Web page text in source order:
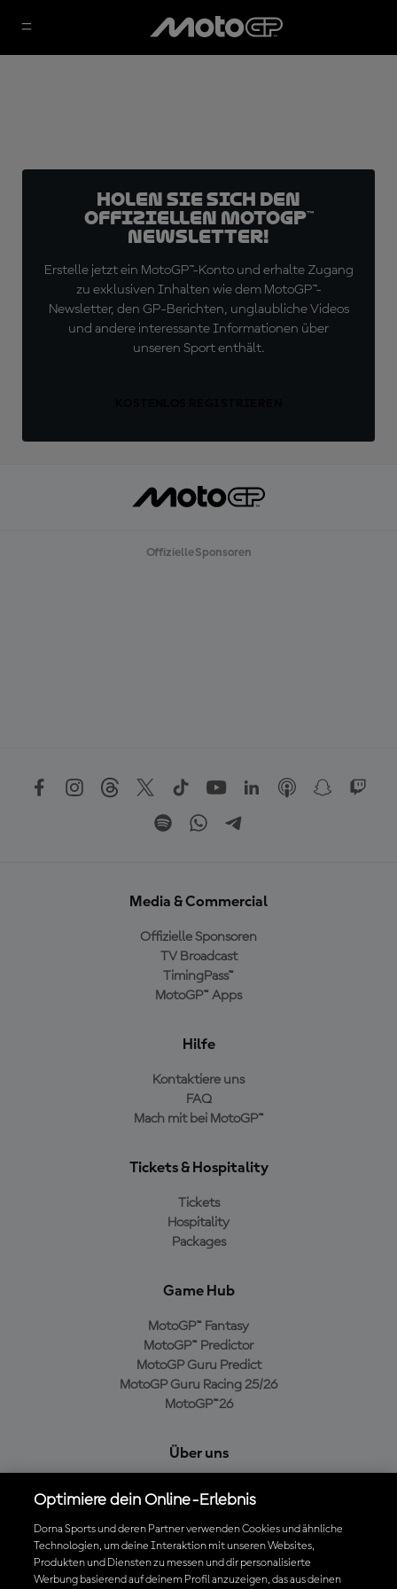
Holen Sie sich den
offiziellen MotoGP™
Newsletter!
Erstelle jetzt ein MotoGP™-Konto und erhalte Zugang
zu exklusiven Inhalten wie dem MotoGP™-
Newsletter, den GP-Berichten, unglaubliche Videos
und andere interessante Informationen über
unseren Sport enthält.
Offizielle Sponsoren
Media & Commercial
Offizielle Sponsoren
TV Broadcast
TimingPass™
MotoGP™ Apps
Hilfe
Kontaktiere uns
FAQ
Mach mit bei MotoGP™
Tickets & Hospitality
Tickets
Hospitality
Packages
Game Hub
MotoGP™ Fantasy
MotoGP™ Predictor
MotoGP Guru Predict
MotoGP Guru Racing 25/26
MotoGP™26
Über uns
Cookie-Richtlinien
Geschäftsbedingungen
Datenschutzrichtlinien
Kaufrichtlinie
Optimiere dein Online-Erlebnis
Dorna Sports und deren Partner verwenden Cookies und ähnliche
Technologien, um deine Interaktion mit unseren Websites,
Produkten und Diensten zu messen und dir personalisierte
Werbung basierend auf deinem Profil anzuzeigen, das aus deinen